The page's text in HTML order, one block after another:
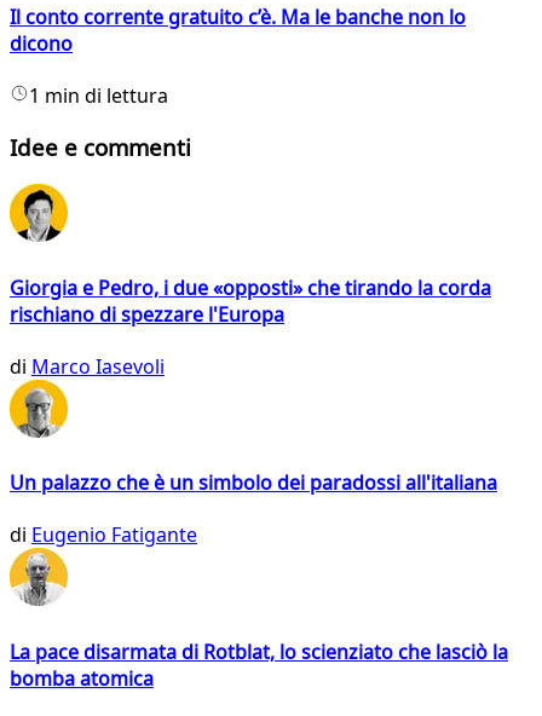
Il conto corrente gratuito c’è. Ma le banche non lo
dicono
1 min di lettura
Idee e commenti
Giorgia e Pedro, i due «opposti» che tirando la corda
rischiano di spezzare l'Europa
di Marco Iasevoli
Un palazzo che è un simbolo dei paradossi all'italiana
di Eugenio Fatigante
La pace disarmata di Rotblat, lo scienziato che lasciò la
bomba atomica